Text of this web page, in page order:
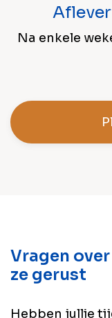
Na enkele
Vragen
ze gerust
Hebben jullie